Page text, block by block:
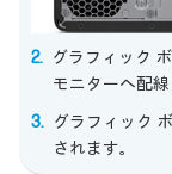
グラフィック
モニターへ配
グラフィック
されます。